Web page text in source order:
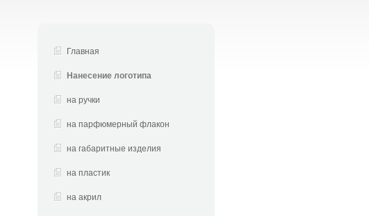
Главная
Нанесение логотипа
на ручки
на парфюмерный флакон
на габаритные изделия
на пластик
на акрил